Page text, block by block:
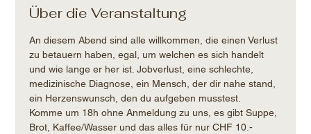
Über die Veranstaltung
An diesem Abend sind alle willkommen, die einen Verlust
zu betauern haben, egal, um welchen es sich handelt
und wie lange er her ist. Jobverlust, eine schlechte,
medizinische Diagnose, ein Mensch, der dir nahe stand,
ein Herzenswunsch, den du aufgeben musstest.
Komme um 18h ohne Anmeldung zu uns, es gibt Suppe,
Brot, Kaffee/Wasser und das alles für nur CHF 10.-